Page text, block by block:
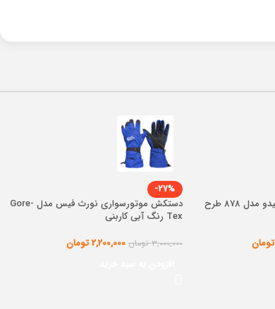
کلاه کاسکت بدون فک راپیدو مدل 878 طرح
تومان
-27%
دستکش موتورسواری نورث فیس مدل Gore-
Tex رنگ آبی کاربنی
3,000,000 تومان 2,200,000تومان